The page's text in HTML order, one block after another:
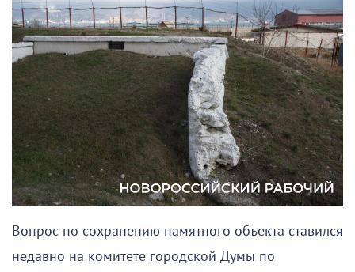
Вопрос по сохранению памятного объекта ставился
недавно на комитете городской Думы по